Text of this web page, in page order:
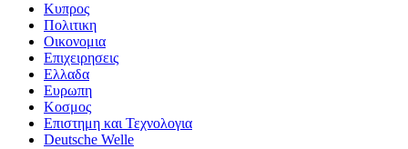
Κυπρος
Πολιτικη
Οικονομια
Επιχειρησεις
Ελλαδα
Ευρωπη
Κοσμος
Επιστημη και Τεχνολογια
Deutsche Welle